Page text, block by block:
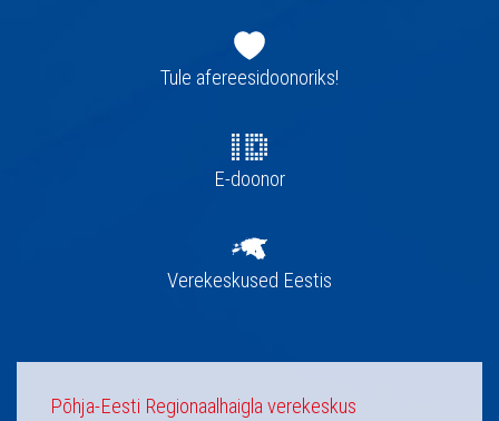
navigatsioonTule afereesidoonoriks!
E-doonor
Verekeskused Eestis
Põhja-Eesti Regionaalhaigla verekeskus